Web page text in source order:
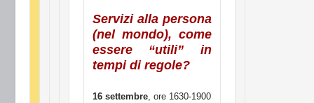
Servizi alla persona
(nel mondo), come
essere “utili” in
tempi di regole?
16 settembre, ore 1630-1900